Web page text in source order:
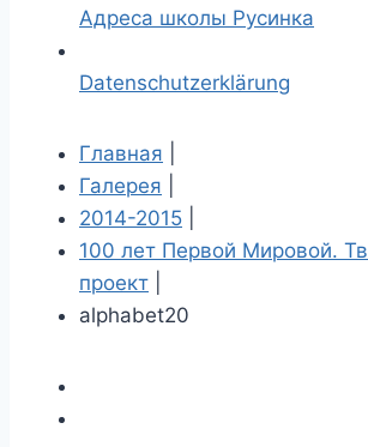
Адреса школы Русинка
Datenschutzerklärung
Главная
Галерея
2014-2015
100 лет Первой Мировой.
проект
alphabet20